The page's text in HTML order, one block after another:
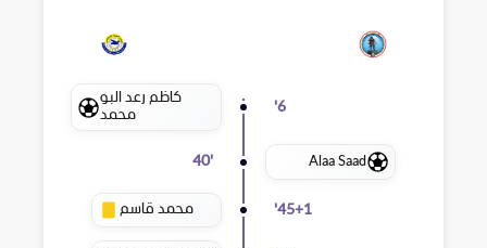
6
'
كاظم رعد البو
محمد
Alaa Saad
40'
45+1
' محمد قاسم